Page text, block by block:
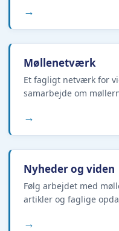
→
Møllenetværk
Et fagligt netværk for
samarbejde om
→
Nyheder og viden
Følg arbejdet med
artikler og faglige
→